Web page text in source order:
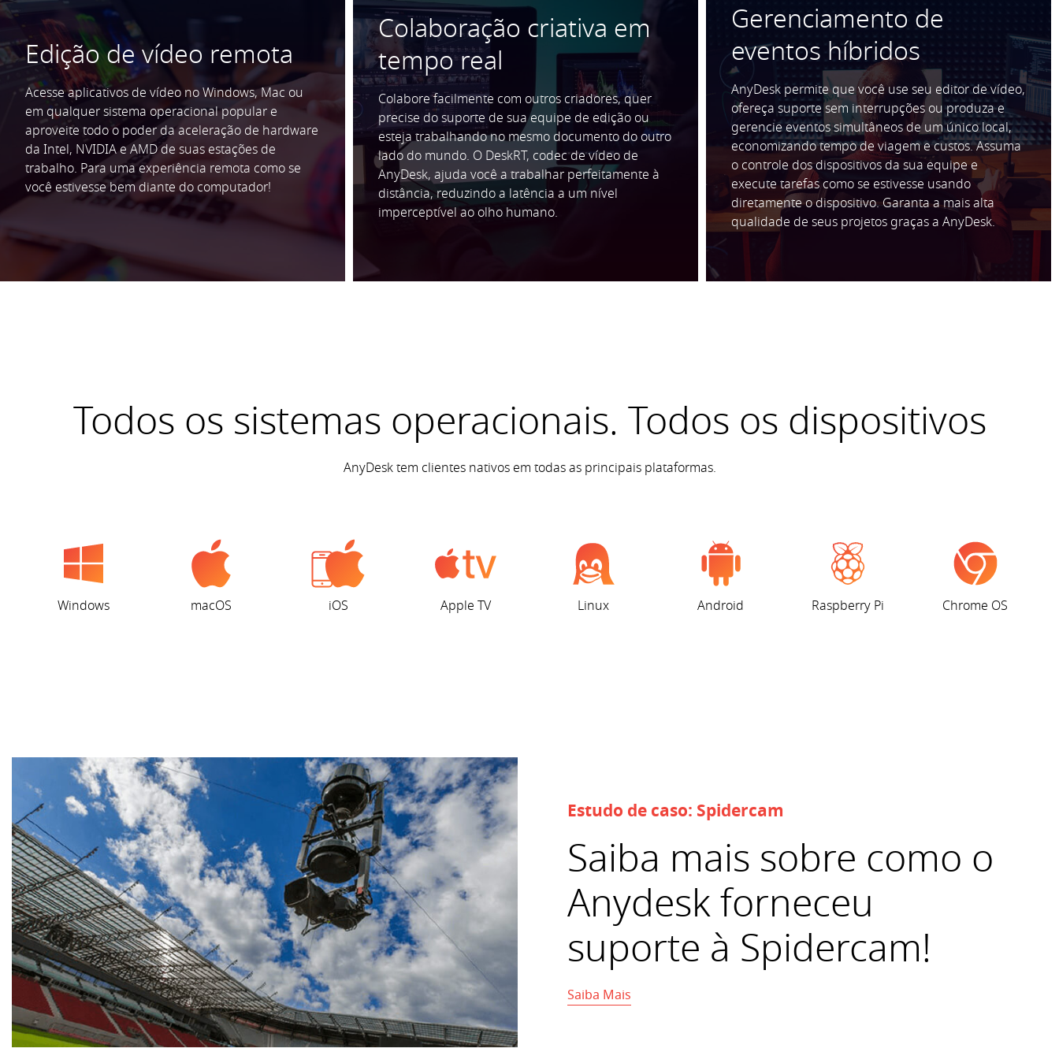
Edição de vídeo remota
Acesse aplicativos de vídeo no Windows, Mac ou
em qualquer sistema operacional popular e
aproveite todo o poder da aceleração de hardware
da Intel, NVIDIA e AMD de suas estações de
trabalho. Para uma experiência remota como se
você estivesse bem diante do computador!
Colaboração criativa em
tempo real
Colabore facilmente com outros criadores, quer
precise do suporte de sua equipe de edição ou
esteja trabalhando no mesmo documento do outro
lado do mundo. O DeskRT, codec de vídeo de
AnyDesk, ajuda você a trabalhar perfeitamente à
distância, reduzindo a latência a um nível
imperceptível ao olho humano.
Gerenciamento de
eventos híbridos
AnyDesk permite que você use seu editor de vídeo,
ofereça suporte sem interrupções ou produza e
gerencie eventos simultâneos de um único local,
economizando tempo de viagem e custos. Assuma
o controle dos dispositivos da sua equipe e
execute tarefas como se estivesse usando
diretamente o dispositivo. Garanta a mais alta
qualidade de seus projetos graças a AnyDesk.
Todos os sistemas operacionais. Todos os dispositivos
AnyDesk tem clientes nativos em todas as principais plataformas.
Windows macOS iOS Apple TV Linux Android Raspberry Pi Chrome OS
Estudo de caso: Spidercam
Saiba mais sobre como o
Anydesk forneceu
suporte à Spidercam!
Saiba Mais